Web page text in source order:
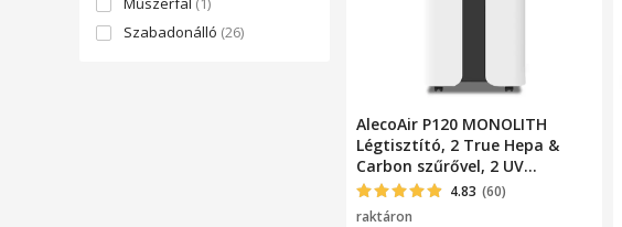
Szabadonálló (26)
AlecoAir P120 MONOLITH
Légtisztító, 2 True Hepa &
Carbon szűrővel, 2 UV
lámpával, -C, Ionizálás, WiFi,
PM2.5, alkalmazás, Fehér
4.83 (60)
raktáron